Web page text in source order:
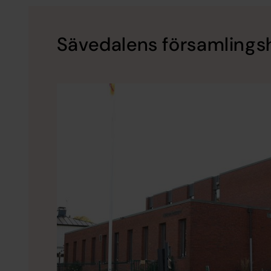
Sävedalens